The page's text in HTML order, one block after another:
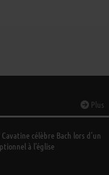
Plus
Cavatine célèbre Bach lors d’un
à l’église